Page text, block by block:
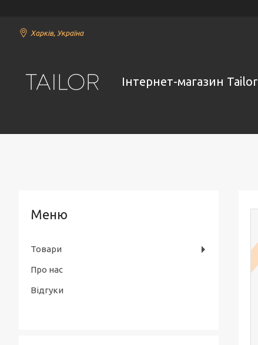
Харків, Україна
Інтернет-магазин Tailor
Товари
Про нас
Відгуки